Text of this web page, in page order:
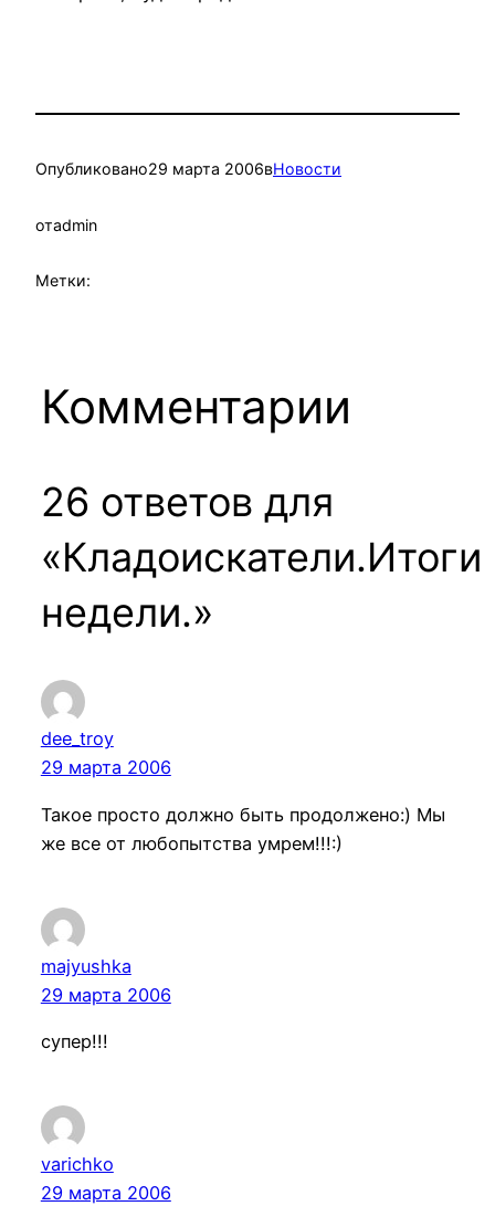
Опубликовано29 марта 2006вНовости
отadmin
Метки:
Комментарии
26 ответов для
«Кладоискатели.Итоги
недели.»
dee_troy
29 марта 2006
Такое просто должно быть продолжено:) Мы
же все от любопытства умрем!!!:)
majyushka
29 марта 2006
супер!!!
varichko
29 марта 2006